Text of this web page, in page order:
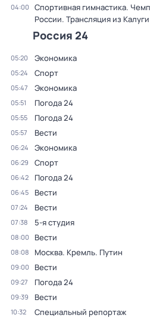
04:00
Спортивная гимнастика.
России. Трансляция из Калуги
Россия 24
05:20 Экономика
05:24 Спорт
05:47 Экономика
05:51 Погода 24
05:55 Погода 24
05:57 Вести
06:24 Экономика
06:29 Спорт
06:42 Погода 24
06:45 Вести
07:24 Вести
07:38 5-я студия
08:00 Вести
08:08 Москва. Кремль. Путин
09:00 Вести
09:27 Погода 24
09:39 Вести
10:32 Специальный репортаж